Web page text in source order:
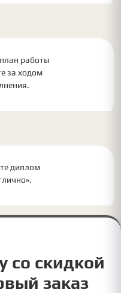
работы
за ходом
диплом
со скидкой
заказ